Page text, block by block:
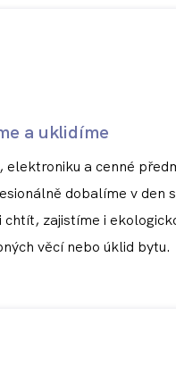
a uklidíme
elektroniku a cenné
dobalíme v den
chtít, zajistíme i
věcí nebo úklid bytu.